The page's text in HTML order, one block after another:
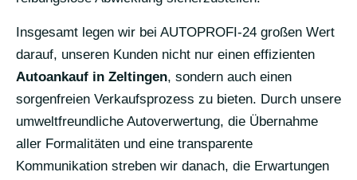
Insgesamt legen wir bei AUTOPROFI-24 großen Wert
darauf, unseren Kunden nicht nur einen effizienten
Autoankauf in Zeltingen, sondern auch einen
sorgenfreien Verkaufsprozess zu bieten. Durch unsere
umweltfreundliche Autoverwertung, die Übernahme
aller Formalitäten und eine transparente
Kommunikation streben wir danach, die Erwartungen